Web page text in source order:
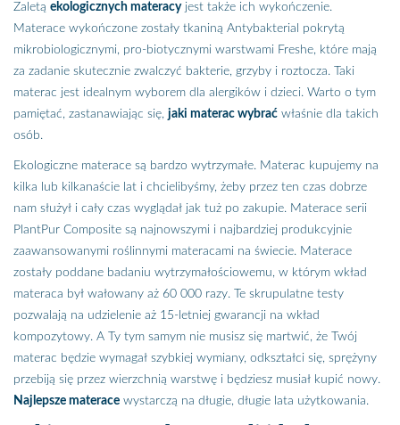
Zaletą ekologicznych materacyjest także ich wykończenie.
Materace wykończone zostały tkaniną Antybakterial pokrytą
mikrobiologicznymi, pro-biotycznymi warstwami Freshe, które mają
za zadanie skutecznie zwalczyć bakterie, grzyby i roztocza. Taki
materac jest idealnym wyborem dla alergików i dzieci. Warto o tym
pamiętać, zastanawiając się, jaki materac wybrać właśnie dla takich
osób.
Ekologiczne materace są bardzo wytrzymałe. Materac kupujemy na
kilka lub kilkanaście lat i chcielibyśmy, żeby przez ten czas dobrze
nam służył i cały czas wyglądał jak tuż po zakupie. Materace serii
PlantPur Composite są najnowszymi i najbardziej produkcyjnie
zaawansowanymi roślinnymi materacami na świecie. Materace
zostały poddane badaniu wytrzymałościowemu, w którym wkład
materaca był wałowany aż 60 000 razy. Te skrupulatne testy
pozwalają na udzielenie aż 15-letniej gwarancji na wkład
kompozytowy. A Ty tym samym nie musisz się martwić, że Twój
materac będzie wymagał szybkiej wymiany, odkształci się, sprężyny
przebiją się przez wierzchnią warstwę i będziesz musiał kupić nowy.
Najlepsze materace wystarczą na długie, długie lata użytkowania.